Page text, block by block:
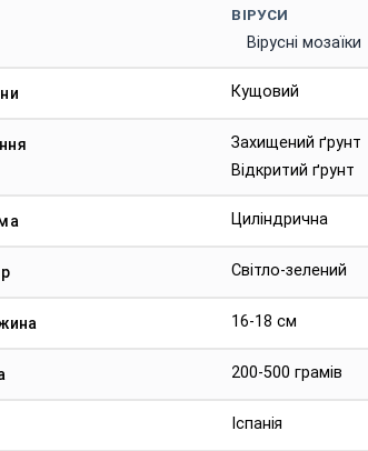
ВІРУСИ
Вірусні мозаїки
Кущовий
Захищений ґрунт
Відкритий ґрунт
Циліндрична
Світло-зелений
16-18 см
200-500 грамів
Іспанія